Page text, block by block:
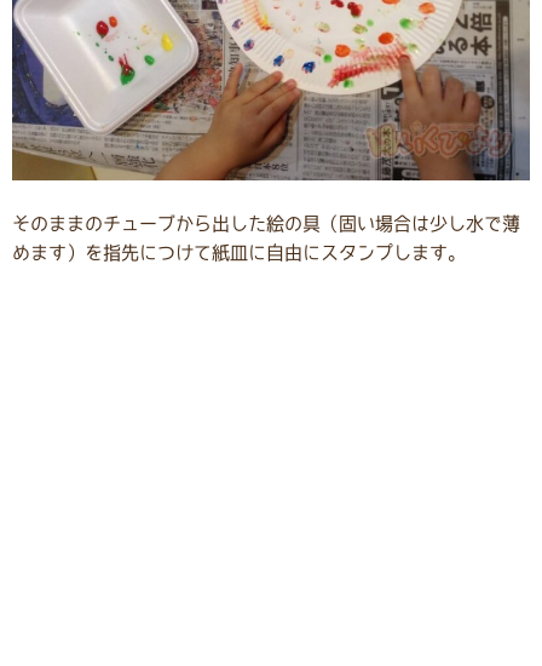
そのままのチューブから出した絵の具（固い場合は少し水で薄
めます）を指先につけて紙皿に自由にスタンプします。